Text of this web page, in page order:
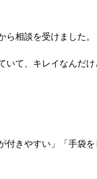
ら相談を受けました。
いて、キレイなんだ
付きやすい」「手袋